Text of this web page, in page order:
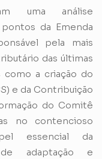
uma análise
da Emenda
pela mais
das últimas
como a criação do
e da Contribuição
do Comitê
no contencioso
essencial da
adaptação e